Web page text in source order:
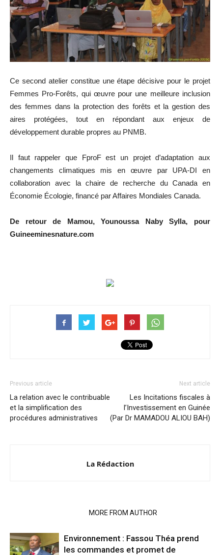
Ce second atelier constitue une étape décisive pour le projet
Femmes Pro-Forêts, qui œuvre pour une meilleure inclusion
des femmes dans la protection des forêts et la gestion des
aires protégées, tout en répondant aux enjeux de
développement durable propres au PNMB.
Il faut rappeler que FproF est un projet d’adaptation aux
changements climatiques mis en œuvre par UPA-DI en
collaboration avec la chaire de recherche du Canada en
Économie Écologie, financé par Affaires Mondiales Canada.
De retour de Mamou, Younoussa Naby Sylla, pour
Guineeminesnature.com
Previous article
La relation avec le contribuable
et la simplification des
procédures administratives
Next article
Les Incitations fiscales à
l’Investissement en Guinée
(Par Dr MAMADOU ALIOU BAH)
La Rédaction
MORE FROM AUTHOR
Environnement : Fassou Théa prend
les commandes et promet de